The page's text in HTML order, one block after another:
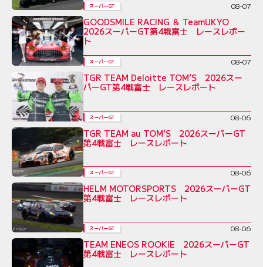
スーパーGT 08-07
GOODSMILE RACING ＆ TeamUKYO
2026スーパーGT第4戦富士 レースレポー
ト
スーパーGT 08-07
TGR TEAM Deloitte TOM’S 2026スー
パーGT第4戦富士 レースレポート
スーパーGT 08-06
TGR TEAM au TOM’S 2026スーパーGT
第4戦富士 レースレポート
スーパーGT 08-06
HELM MOTORSPORTS 2026スーパーGT
第4戦富士 レースレポート
スーパーGT 08-06
TEAM ENEOS ROOKIE 2026スーパーGT
第4戦富士 レースレポート